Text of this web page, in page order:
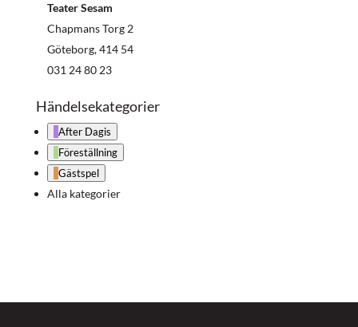
Teater Sesam
Chapmans Torg 2
Göteborg,414 54
031 24 80 23
Händelsekategorier
After Dagis
Föreställning
Gästspel
Alla kategorier